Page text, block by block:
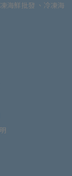
海鮮批發 、冷凍海